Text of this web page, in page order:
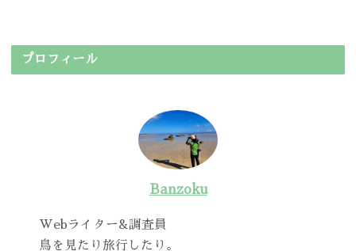
プロフィール
Banzoku
Webライター&調査員
鳥を見たり旅行したり。